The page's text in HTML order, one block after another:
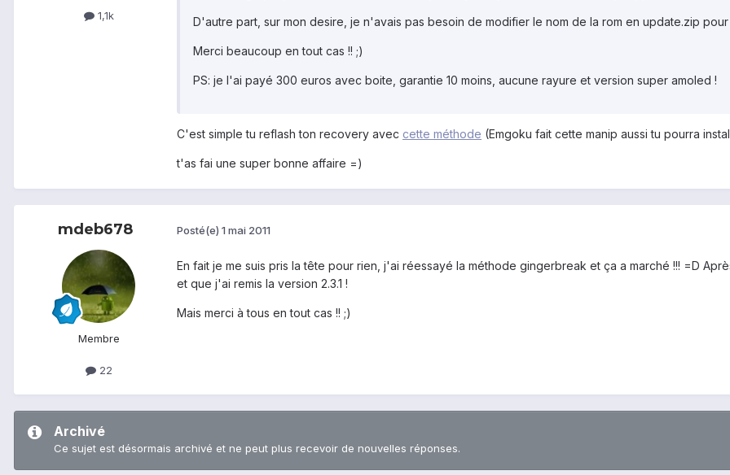
1,1k D'autre part, sur mon desire, je n'avais pas besoin de modifier le nom de la rom en update.zip pour
Merci beaucoup en tout cas !! ;)
PS: je l'ai payé 300 euros avec boite, garantie 10 moins, aucune rayure et version super amoled !
C'est simple tu reflash ton recovery avec cette méthode (Emgoku fait cette manip aussi tu pourra
t'as fai une super bonne affaire =)
mdeb678
Membre
22
Posté(e) 1 mai 2011
En fait je me suis pris la tête pour rien, j'ai réessayé la méthode gingerbreak et ça a marché !!! =D
et que j'ai remis la version 2.3.1 !
Mais merci à tous en tout cas !! ;)
Archivé
Ce sujet est désormais archivé et ne peut plus recevoir de nouvelles réponses.